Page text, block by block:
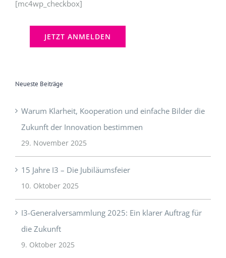
[mc4wp_checkbox]
Neueste Beiträge
Warum Klarheit, Kooperation und einfache Bilder die
Zukunft der Innovation bestimmen
29. November 2025
15 Jahre I3 – Die Jubiläumsfeier
10. Oktober 2025
I3-Generalversammlung 2025: Ein klarer Auftrag für
die Zukunft
9. Oktober 2025